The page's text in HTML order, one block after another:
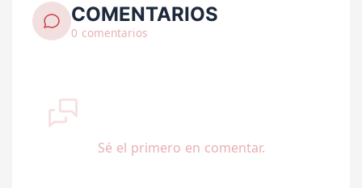
COMENTARIOS
0 comentarios
Sé el primero en comentar.